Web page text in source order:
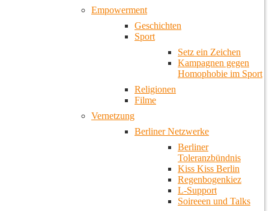
Empowerment
Geschichten
Sport
Setz ein Zeichen
Kampagnen gegen
Homophobie im Sport
Religionen
Filme
Vernetzung
Berliner Netzwerke
Berliner
Toleranzbündnis
Kiss Kiss Berlin
Regenbogenkiez
L-Support
Soireeen und Talks